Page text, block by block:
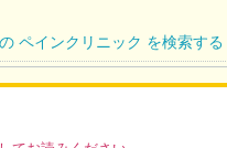
ペインクリニック を検索する